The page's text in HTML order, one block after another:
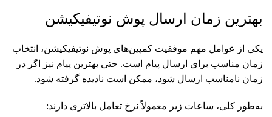
بهترین زمان ارسال پوش نوتیفیکیشن
یکی از عوامل مهم موفقیت کمپین‌های پوش نوتیفیکیشن، انتخاب
زمان مناسب برای ارسال پیام است. حتی بهترین پیام نیز اگر در
زمان نامناسب ارسال شود، ممکن است نادیده گرفته شود.
به‌طور کلی، ساعات زیر معمولاً نرخ تعامل بالاتری دارند: